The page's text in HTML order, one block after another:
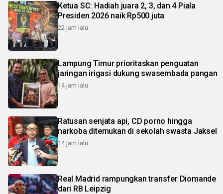
Ketua SC: Hadiah juara 2, 3, dan 4 Piala
Presiden 2026 naik Rp500 juta
22 jam lalu
Lampung Timur prioritaskan penguatan
jaringan irigasi dukung swasembada pangan
14 jam lalu
Ratusan senjata api, CD porno hingga
narkoba ditemukan di sekolah swasta Jaksel
14 jam lalu
Real Madrid rampungkan transfer Diomande
dari RB Leipzig